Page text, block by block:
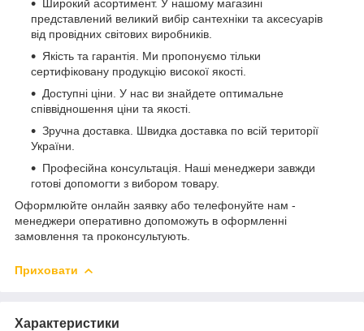
Широкий асортимент. У нашому магазині
представлений великий вибір сантехніки та аксесуарів
від провідних світових виробників.
Якість та гарантія. Ми пропонуємо тільки
сертифіковану продукцію високої якості.
Доступні ціни. У нас ви знайдете оптимальне
співвідношення ціни та якості.
Зручна доставка. Швидка доставка по всій території
України.
Професійна консультація. Наші менеджери завжди
готові допомогти з вибором товару.
Оформлюйте онлайн заявку або телефонуйте нам -
менеджери оперативно допоможуть в оформленні
замовлення та проконсультують.
Приховати
Характеристики